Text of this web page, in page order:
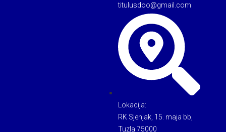
titulusdoo@gmail.com
Lokacija:
RK Sjenjak, 15. maja bb,
Tuzla 75000